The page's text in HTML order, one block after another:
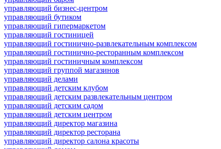
управляющий бизнес-центром
управляющий бутиком
управляющий гипермаркетом
управляющий гостиницей
управляющий гостинично-развлекательным комплексом
управляющий гостинично-ресторанным комплексом
управляющий гостиничным комплексом
управляющий группой магазинов
управляющий делами
управляющий детским клубом
управляющий детским развлекательным центром
управляющий детским садом
управляющий детским центром
управляющий директор магазина
управляющий директор ресторана
управляющий директор салона красоты